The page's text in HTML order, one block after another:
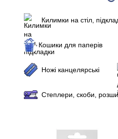
Килимки на стіл,
Кошики для паперів
Ножі канцелярські
Степлери, скоби,